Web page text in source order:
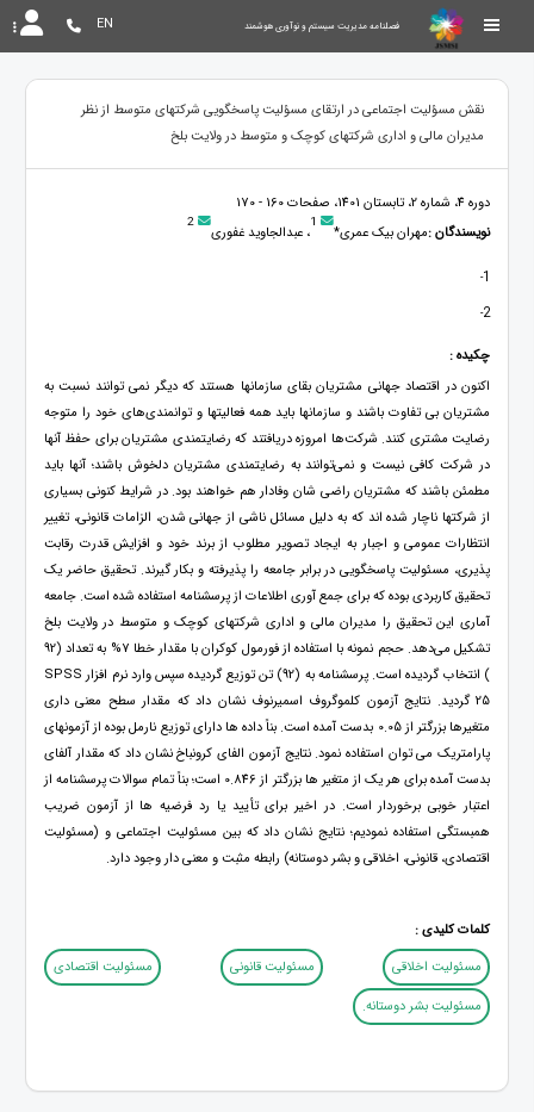
فصلنامه مدیریت سیستم و نوآوری هوشمند EN
نقش مسؤلیت اجتماعی در ارتقای مسؤلیت پاسخگویی شرکتهای متوسط از نظر
مدیران مالی و اداری شرکتهای کوچک و متوسط در ولایت بلخ
دوره 4، شماره 2، تابستان 1401، صفحات 160 - 170
نویسندگان :مهران بیک عمری* 1، عبدالجاوید غفوری 2
1
-
2
-
چکیده :
اکنون در اقتصاد جهانی مشتریان بقای سازمانها هستند که دیگر نمی توانند نسبت به
مشتریان بی تفاوت باشند و سازمانها باید همه فعالیتها و توانمندی‌های خود را متوجه
رضایت مشتری کنند. شرکت‌ها امروزه دریافتند که رضایتمندی مشتریان برای حفظ آنها
در شرکت کافی نیست و نمی‌توانند به رضایتمندی مشتریان دلخوش باشند؛ آنها باید
مطمئن باشند که مشتریان راضی شان وفادار هم خواهند بود. در شرایط کنونی بسیاری
از شرکتها ناچار شده اند که به دلیل مسائل ناشی از جهانی شدن، الزامات قانونی، تغییر
انتظارات عمومی و اجبار به ایجاد تصویر مطلوب از برند خود و افزایش قدرت رقابت
پذیری، مسئولیت پاسخگویی در برابر جامعه را پذیرفته و بکار گیرند. تحقیق حاضر یک
تحقیق کاربردی بوده که برای جمع آوری اطلاعات از پرسشنامه استفاده شده است. جامعه
آماری این تحقیق را مدیران مالی و اداری شرکتهای کوچک و متوسط در ولایت بلخ
تشکیل می‌دهد. حجم نمونه با استفاده از فورمول کوکران با مقدار خطا 7% به تعداد (92
) انتخاب گردیده است. پرسشنامه به (92) تن توزیع گردیده سپس وارد نرم افزار SPSS
25 گردید. نتایج آزمون کلموگروف اسمیرنوف نشان داد که مقدار سطح معنی داری
متغیرها بزرگتر از 0.05 بدست آمده است. بناً داده ها دارای توزیع نارمل بوده از آزمونهای
پارامتریک می توان استفاده نمود. نتایج آزمون الفای کرونباخ نشان داد که مقدار آلفای
بدست آمده برای هر یک از متغیر ها بزرگتر از 0.846 است؛ بناً تمام سوالات پرسشنامه از
اعتبار خوبی برخوردار است. در اخیر برای تأیید یا رد فرضیه ها از آزمون ضریب
همبستگی استفاده نمودیم؛ نتایج نشان داد که بین مسئولیت اجتماعی و (مسئولیت
اقتصادی، قانونی، اخلاقی و بشر دوستانه) رابطه مثبت و معنی دار وجود دارد.
کلمات کلیدی :
مسئولیت اخلاقی
مسئولیت قانونی
مسئولیت اقتصادی
مسئولیت بشر دوستانه.